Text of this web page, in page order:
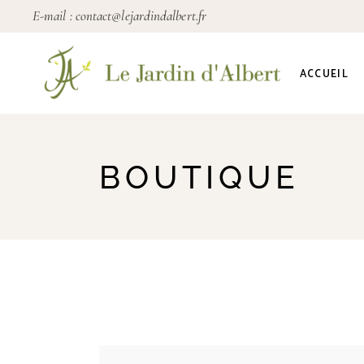
E-mail :contact@lejardindalbert.fr
ACCUEIL
BOUTIQUE